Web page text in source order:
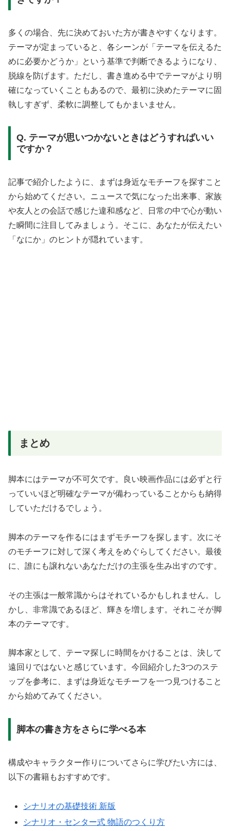
多くの場合、先に決めておいた方が書きやすくなります。
テーマが定まっていると、各シーンが「テーマを伝えるた
めに必要かどうか」という基準で判断できるようになり、
脱線を防げます。ただし、書き進める中でテーマがより明
確になっていくこともあるので、最初に決めたテーマに固
執しすぎず、柔軟に調整してもかまいません。
Q. テーマが思いつかないときはどうすればいい
ですか？
記事で紹介したように、まずは身近なモチーフを探すこと
から始めてください。ニュースで気になった出来事、家族
や友人との会話で感じた違和感など、日常の中で心が動い
た瞬間に注目してみましょう。そこに、あなたが伝えたい
「なにか」のヒントが隠れています。
まとめ
脚本にはテーマが不可欠です。良い映画作品には必ずと行
っていいほど明確なテーマが備わっていることからも納得
していただけるでしょう。
脚本のテーマを作るにはまずモチーフを探します。次にそ
のモチーフに対して深く考えをめぐらしてください。最後
に、誰にも譲れないあなただけの主張を生み出すのです。
その主張は一般常識からはそれているかもしれません。し
かし、非常識であるほど、輝きを増します。それこそが脚
本のテーマです。
脚本家として、テーマ探しに時間をかけることは、決して
遠回りではないと感じています。今回紹介した3つのステ
ップを参考に、まずは身近なモチーフを一つ見つけること
から始めてみてください。
脚本の書き方をさらに学べる本
構成やキャラクター作りについてさらに学びたい方には、
以下の書籍もおすすめです。
シナリオの基礎技術 新版
シナリオ・センター式 物語のつくり方